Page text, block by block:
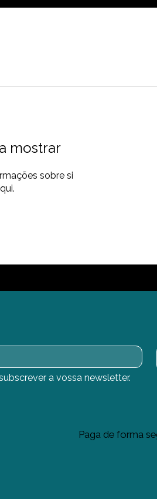
mostrar
sobre si
a vossa newsletter.
Paga de forma